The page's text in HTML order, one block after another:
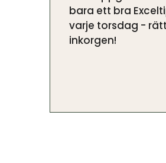
bara ett bra
varje torsdag -
inkorgen!